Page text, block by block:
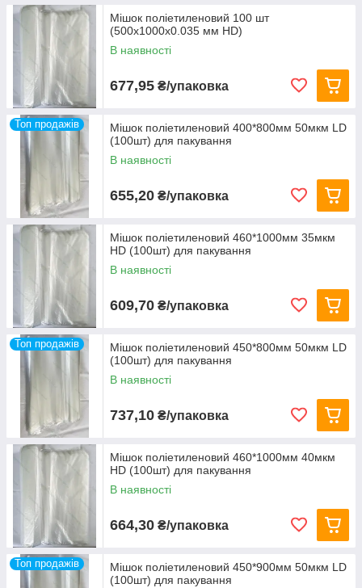
Мішок поліетиленовий 100 шт
(500х1000х0.035 мм HD)
В наявності
677,95 ₴/упаковка
Топ продажів
Мішок поліетиленовий 400*800мм 50мкм LD
(100шт) для пакування
В наявності
655,20 ₴/упаковка
Мішок поліетиленовий 460*1000мм 35мкм
HD (100шт) для пакування
В наявності
609,70 ₴/упаковка
Топ продажів
Мішок поліетиленовий 450*800мм 50мкм LD
(100шт) для пакування
В наявності
737,10 ₴/упаковка
Мішок поліетиленовий 460*1000мм 40мкм
HD (100шт) для пакування
В наявності
664,30 ₴/упаковка
Топ продажів
Мішок поліетиленовий 450*900мм 50мкм LD
(100шт) для пакування